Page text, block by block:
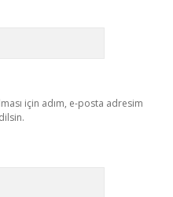
için adım, e-posta adresim